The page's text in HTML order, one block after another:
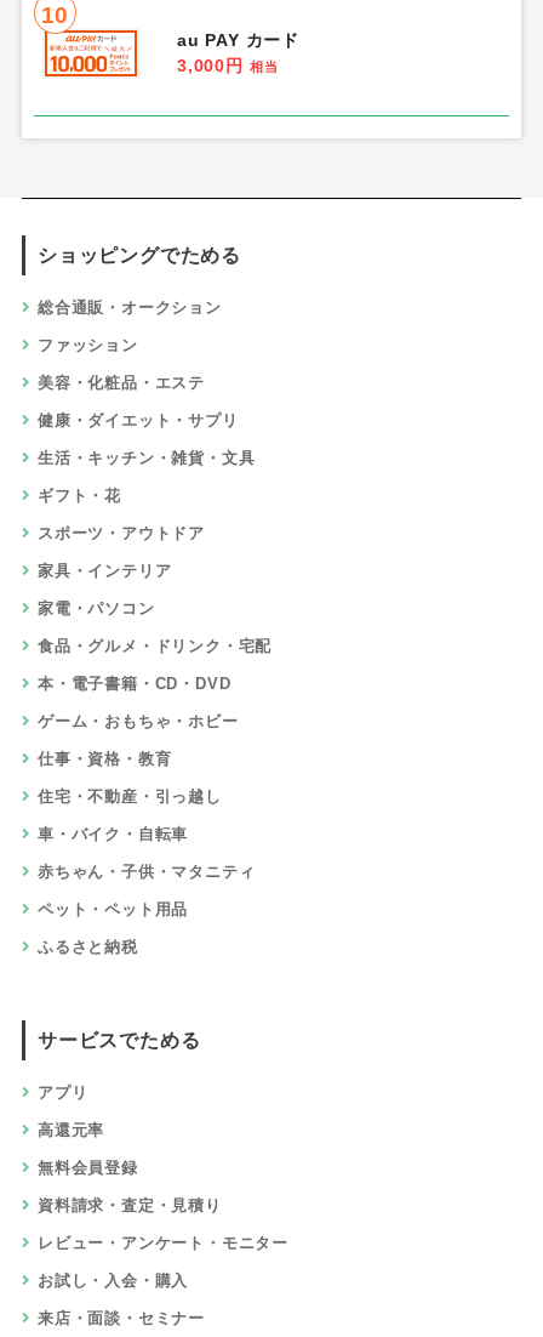
10
au PAY カード
3,000円
相当
ショッピングでためる
総合通販・オークション
ファッション
美容・化粧品・エステ
健康・ダイエット・サプリ
生活・キッチン・雑貨・文具
ギフト・花
スポーツ・アウトドア
家具・インテリア
家電・パソコン
食品・グルメ・ドリンク・宅配
本・電子書籍・CD・DVD
ゲーム・おもちゃ・ホビー
仕事・資格・教育
住宅・不動産・引っ越し
車・バイク・自転車
赤ちゃん・子供・マタニティ
ペット・ペット用品
ふるさと納税
サービスでためる
アプリ
高還元率
無料会員登録
資料請求・査定・見積り
レビュー・アンケート・モニター
お試し・入会・購入
来店・面談・セミナー